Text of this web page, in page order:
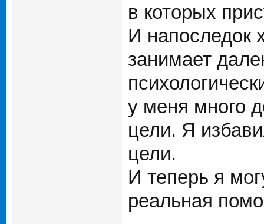
в которых
И напоследок
занимает
у меня много
цели. Я
цели.
И теперь я
реальная